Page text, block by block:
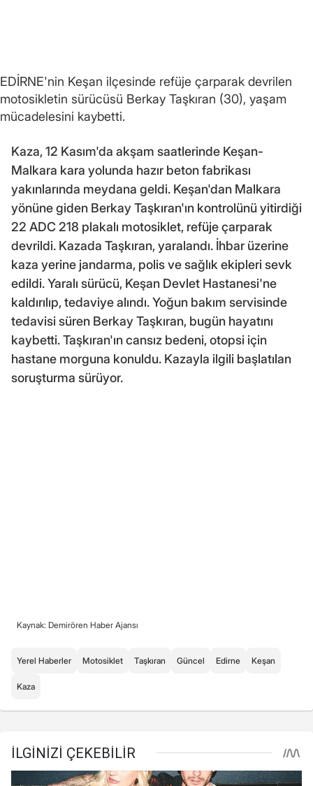
EDİRNE'nin Keşan ilçesinde refüje çarparak devrilen
motosikletin sürücüsü Berkay Taşkıran (30), yaşam
mücadelesini kaybetti.
Kaza, 12 Kasım'da akşam saatlerinde Keşan-
Malkara kara yolunda hazır beton fabrikası
yakınlarında meydana geldi. Keşan'dan Malkara
yönüne giden Berkay Taşkıran'ın kontrolünü yitirdiği
22 ADC 218 plakalı motosiklet, refüje çarparak
devrildi. Kazada Taşkıran, yaralandı. İhbar üzerine
kaza yerine jandarma, polis ve sağlık ekipleri sevk
edildi. Yaralı sürücü, Keşan Devlet Hastanesi'ne
kaldırılıp, tedaviye alındı. Yoğun bakım servisinde
tedavisi süren Berkay Taşkıran, bugün hayatını
kaybetti. Taşkıran'ın cansız bedeni, otopsi için
hastane morguna konuldu. Kazayla ilgili başlatılan
soruşturma sürüyor.
Kaynak: Demirören Haber Ajansı
Yerel Haberler Motosiklet Taşkıran Güncel Edirne Keşan
Kaza